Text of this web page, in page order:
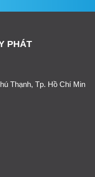
PHÁT
Thạnh, Tp. Hồ Chí Min